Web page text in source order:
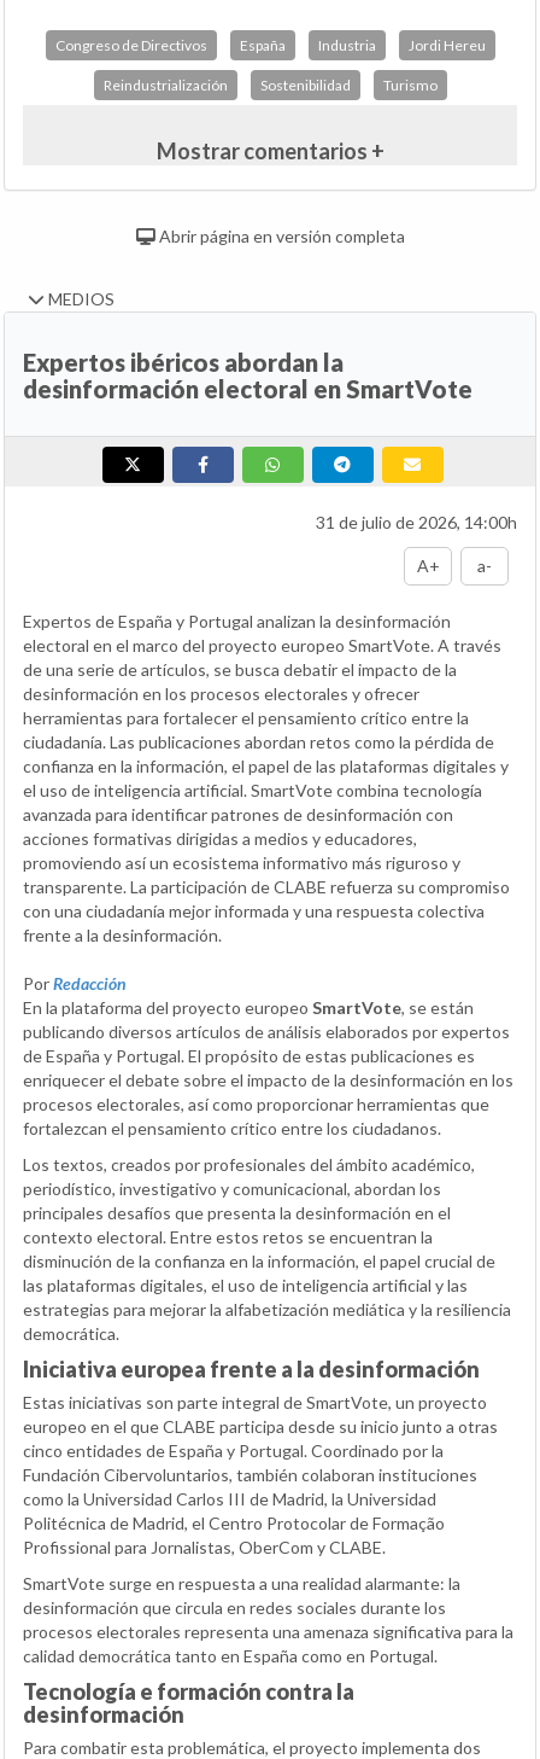
Congreso de Directivos España Industria Jordi Hereu
Reindustrialización Sostenibilidad Turismo
Mostrar comentarios +
Abrir página en versión completa
MEDIOS
Expertos ibéricos abordan la
desinformación electoral en SmartVote
31 de julio de 2026, 14:00h
A+ a-
Expertos de España y Portugal analizan la desinformación
electoral en el marco del proyecto europeo SmartVote. A través
de una serie de artículos, se busca debatir el impacto de la
desinformación en los procesos electorales y ofrecer
herramientas para fortalecer el pensamiento crítico entre la
ciudadanía. Las publicaciones abordan retos como la pérdida de
confianza en la información, el papel de las plataformas digitales y
el uso de inteligencia artificial. SmartVote combina tecnología
avanzada para identificar patrones de desinformación con
acciones formativas dirigidas a medios y educadores,
promoviendo así un ecosistema informativo más riguroso y
transparente. La participación de CLABE refuerza su compromiso
con una ciudadanía mejor informada y una respuesta colectiva
frente a la desinformación.
PorRedacción
En la plataforma del proyecto europeo SmartVote, se están
publicando diversos artículos de análisis elaborados por expertos
de España y Portugal. El propósito de estas publicaciones es
enriquecer el debate sobre el impacto de la desinformación en los
procesos electorales, así como proporcionar herramientas que
fortalezcan el pensamiento crítico entre los ciudadanos.
Los textos, creados por profesionales del ámbito académico,
periodístico, investigativo y comunicacional, abordan los
principales desafíos que presenta la desinformación en el
contexto electoral. Entre estos retos se encuentran la
disminución de la confianza en la información, el papel crucial de
las plataformas digitales, el uso de inteligencia artificial y las
estrategias para mejorar la alfabetización mediática y la resiliencia
democrática.
Iniciativa europea frente a la desinformación
Estas iniciativas son parte integral de SmartVote, un proyecto
europeo en el que CLABE participa desde su inicio junto a otras
cinco entidades de España y Portugal. Coordinado por la
Fundación Cibervoluntarios, también colaboran instituciones
como la Universidad Carlos III de Madrid, la Universidad
Politécnica de Madrid, el Centro Protocolar de Formação
Profissional para Jornalistas, OberCom y CLABE.
SmartVote surge en respuesta a una realidad alarmante: la
desinformación que circula en redes sociales durante los
procesos electorales representa una amenaza significativa para la
calidad democrática tanto en España como en Portugal.
Tecnología e formación contra la
desinformación
Para combatir esta problemática, el proyecto implementa dos